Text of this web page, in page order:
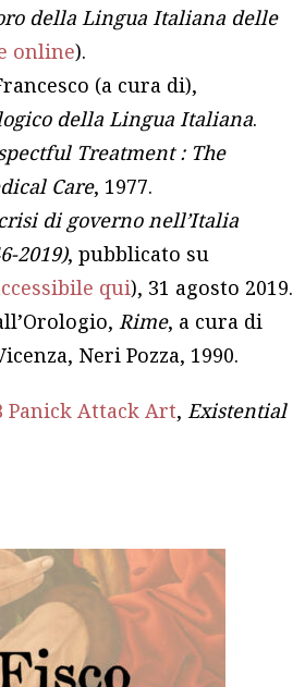
della Lingua Italiana delle
online).
(a cura di),
della Lingua Italiana.
Treatment : The
Care, 1977.
di governo nell’Italia
2019), pubblicato su
qui), 31 agosto 2019.
Rime, a cura di
Neri Pozza, 1990.
Panick Attack Art, Existential